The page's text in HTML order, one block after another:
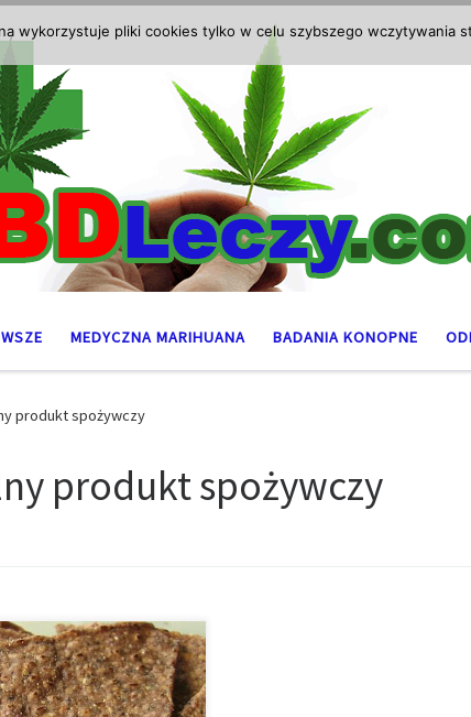
MEDYCZNA MARIHUANA BADANIA KONOPNE
produkt spożywczy
produkt spożywczy
znane społeczności
odżywiania jak „produkt
mówią, że stworzyli
wykorzystuje pliki cookies tylko w celu szybszego wczytywania